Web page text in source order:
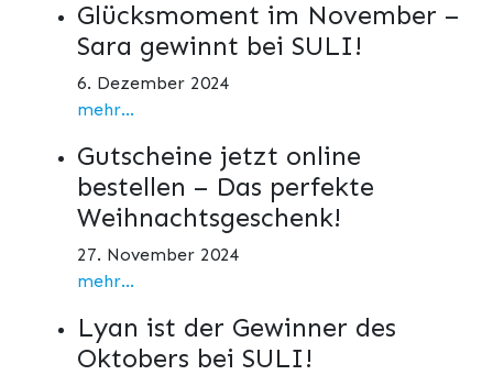
Glücksmoment im November –
Sara gewinnt bei SULI!
6. Dezember 2024
mehr...
Gutscheine jetzt online
bestellen – Das perfekte
Weihnachtsgeschenk!
27. November 2024
mehr...
Lyan ist der Gewinner des
Oktobers bei SULI!